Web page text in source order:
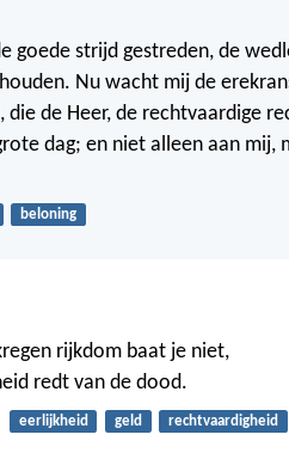
goede strijd gestreden, de
Nu wacht mij de
die de Heer, de rechtvaardige
dag; en niet alleen aan mij,
beloning
rijkdom baat je niet,
redt van de dood.
eerlijkheid geld rechtvaardigheid